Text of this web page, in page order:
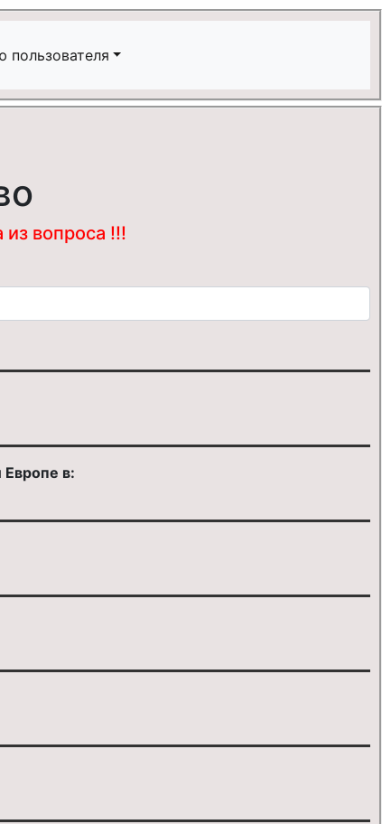
пользователя
вопроса !!!
в: